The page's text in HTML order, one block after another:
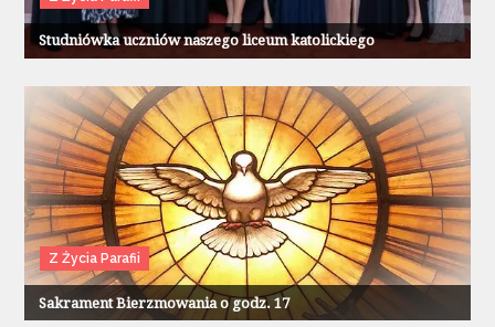
Studniówka uczniów naszego liceum katolickiego
Z Życia Parafii
Sakrament Bierzmowania o godz. 17